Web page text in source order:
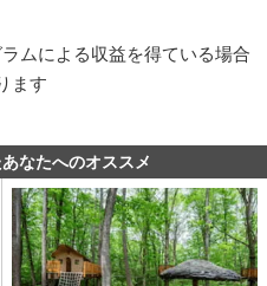
ムによる収益を得ている場合
ます
なたへのオススメ